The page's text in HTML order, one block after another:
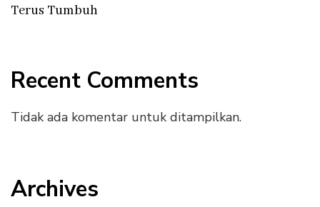
Terus Tumbuh
Recent Comments
Tidak ada komentar untuk ditampilkan.
Archives